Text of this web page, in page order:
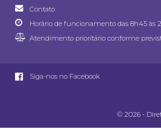
Contato
Horário de funcionamento das 8h45 às
Atendimento prioritário conforme
Siga-nos no Facebook
© 2026 -